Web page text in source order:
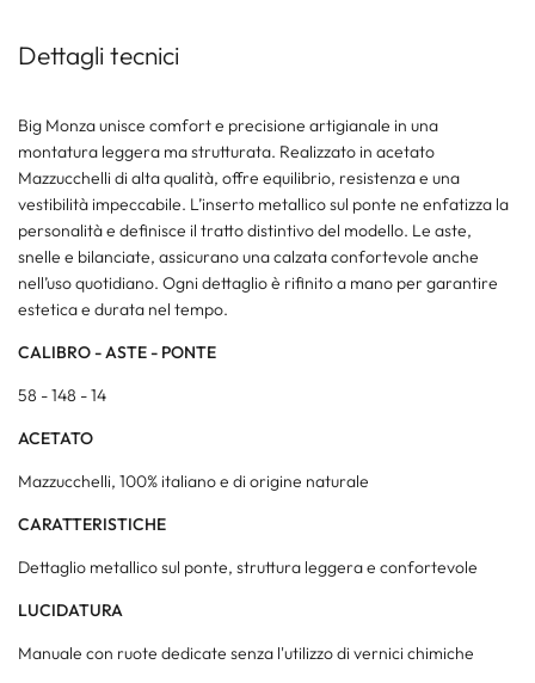
Dettagli tecnici
Big Monza unisce comfort e precisione artigianale in una
montatura leggera ma strutturata. Realizzato in acetato
Mazzucchelli di alta qualità, offre equilibrio, resistenza e una
vestibilità impeccabile. L’inserto metallico sul ponte ne enfatizza la
personalità e definisce il tratto distintivo del modello. Le aste,
snelle e bilanciate, assicurano una calzata confortevole anche
nell’uso quotidiano. Ogni dettaglio è rifinito a mano per garantire
estetica e durata nel tempo.
CALIBRO - ASTE - PONTE
58 - 148 - 14
ACETATO
Mazzucchelli, 100% italiano e di origine naturale
CARATTERISTICHE
Dettaglio metallico sul ponte, struttura leggera e confortevole
LUCIDATURA
Manuale con ruote dedicate senza l'utilizzo di vernici chimiche